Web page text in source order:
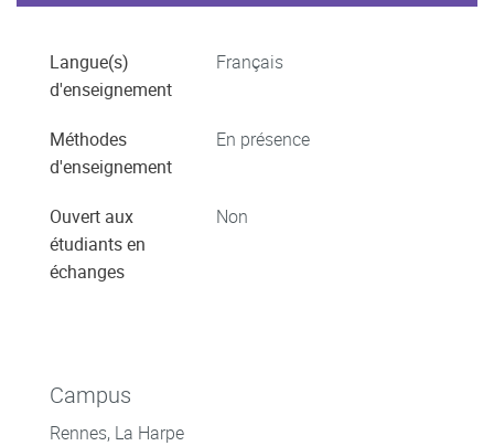
Langue(s)
d'enseignement
Français
Méthodes
d'enseignement
En présence
Ouvert aux
étudiants en
échanges
Non
Campus
Rennes, La Harpe